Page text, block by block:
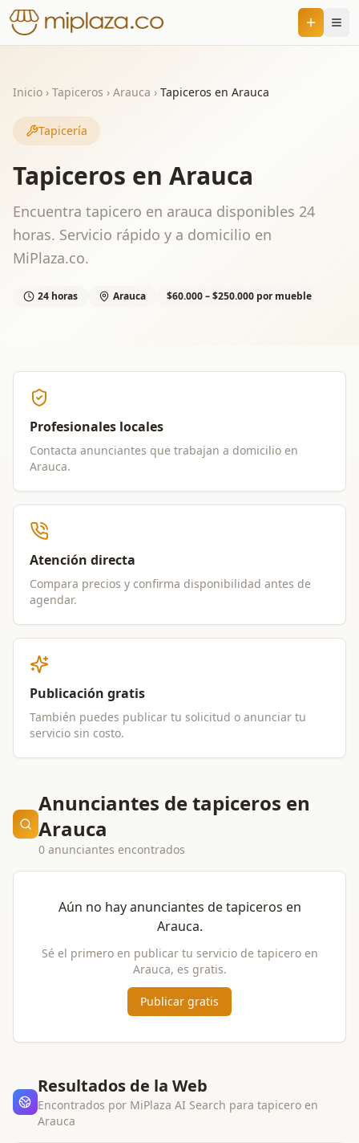
Inicio › Tapiceros › Arauca › Tapiceros en Arauca
Tapicería
Tapiceros en Arauca
Encuentra tapicero en arauca disponibles 24
horas. Servicio rápido y a domicilio en
MiPlaza.co.
24 horas Arauca $60.000 – $250.000 por mueble
Profesionales locales
Contacta anunciantes que trabajan a domicilio en
Arauca.
Atención directa
Compara precios y confirma disponibilidad antes de
agendar.
Publicación gratis
También puedes publicar tu solicitud o anunciar tu
servicio sin costo.
Anunciantes de tapiceros en
Arauca
0 anunciantes encontrados
Aún no hay anunciantes detapiceros en
Arauca.
Sé el primero en publicar tu servicio de tapiceroen
Arauca, es gratis.
Publicar gratis
Resultados de la Web
Encontrados por MiPlaza AI Search para tapiceroen
Arauca